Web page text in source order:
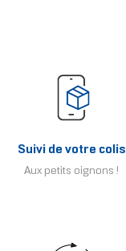
Suivi de votre colis
Aux petits oignons !